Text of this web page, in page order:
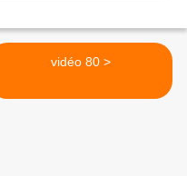
vidéo 80 >